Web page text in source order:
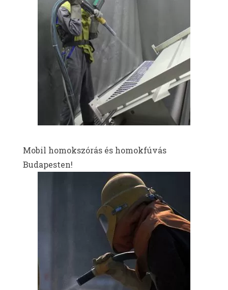
Mobil homokszórás és homokfúvás
Budapesten!